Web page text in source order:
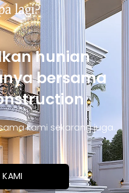
lagi?
hunian
bersama
kami sekarang juga.
KAMI